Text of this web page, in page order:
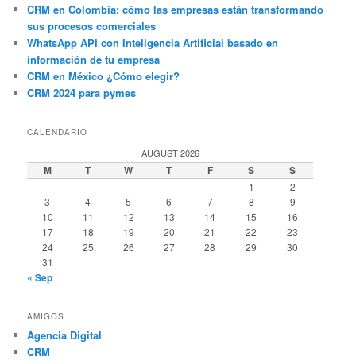
CRM en Colombia: cómo las empresas están transformando
sus procesos comerciales
WhatsApp API con Inteligencia Artificial basado en
información de tu empresa
CRM en México ¿Cómo elegir?
CRM 2024 para pymes
CALENDARIO
AUGUST 2026
M T W T F S S
1
2
3
4 5 6 7 8
9
10
11 12 13 14 15
16
17
18 19 20 21 22
23
24
25 26 27 28 29
30
31
« Sep
AMIGOS
Agencia Digital
CRM